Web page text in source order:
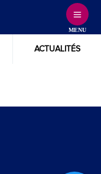
MENU
ACTUALITÉS